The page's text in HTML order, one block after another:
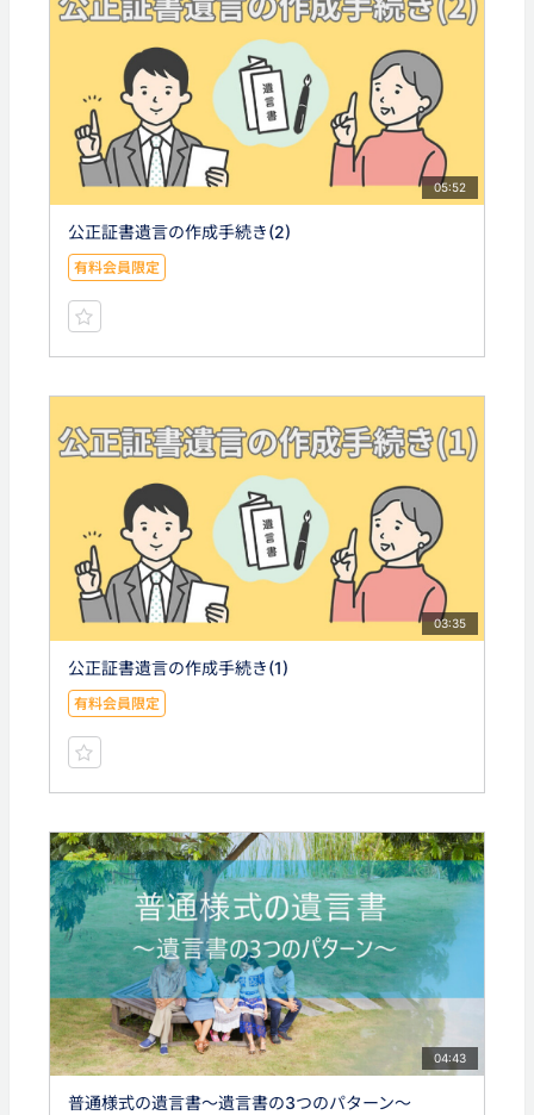
05:52
公正証書遺言の作成手続き(2)
有料会員限定
03:35
公正証書遺言の作成手続き(1)
有料会員限定
04:43
普通様式の遺言書〜遺言書の3つのパターン〜